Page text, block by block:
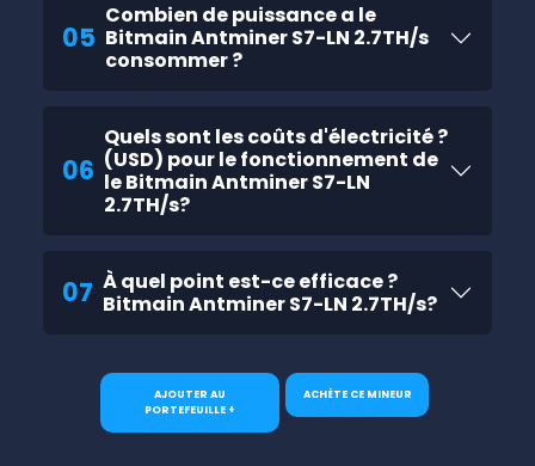
05
Combien de puissance a le
Bitmain Antminer S7-LN 2.7TH/s
consommer ?
06
Quels sont les coûts d'électricité ?
(USD) pour le fonctionnement de
le Bitmain Antminer S7-LN
2.7TH/s?
07 À quel point est-ce efficace ?
Bitmain Antminer S7-LN 2.7TH/s?
AJOUTER AU
PORTEFEUILLE +
ACHÈTE CE MINEUR